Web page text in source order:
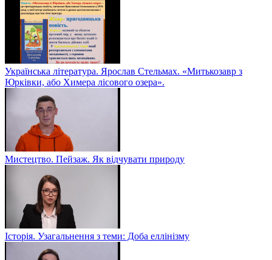
Українська література. Ярослав Стельмах. «Митькозавр з
Юрківки, або Химера лісового озера».
Мистецтво. Пейзаж. Як відчувати природу
Історія. Узагальнення з теми: Доба еллінізму